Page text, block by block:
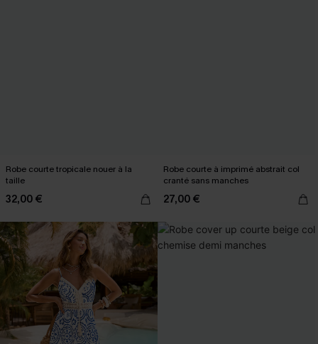
Robe courte tropicale nouer à la
taille
32,00 €
Robe courte à imprimé abstrait col
cranté sans manches
27,00 €